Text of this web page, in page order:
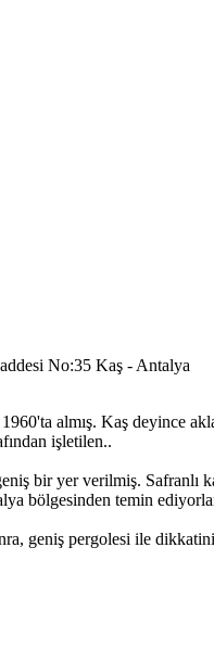
No:35 Kaş - Antalya
almış. Kaş deyince
işletilen..
bir yer verilmiş.
bölgesinden temin
geniş pergolesi ile